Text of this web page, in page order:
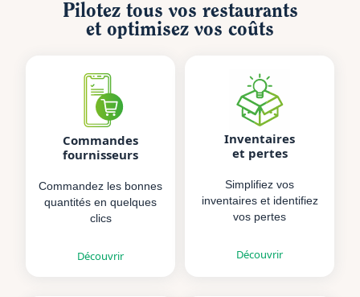
Pilotez tous vos restaurants
et optimisez vos coûts
Commandes
fournisseurs
Commandez les bonnes
quantités en quelques
clics
Découvrir
Inventaires
et pertes
Simplifiez vos
inventaires et identifiez
vos pertes
Découvrir